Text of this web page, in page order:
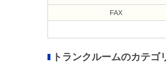
FAX
トランクルームのカテゴ